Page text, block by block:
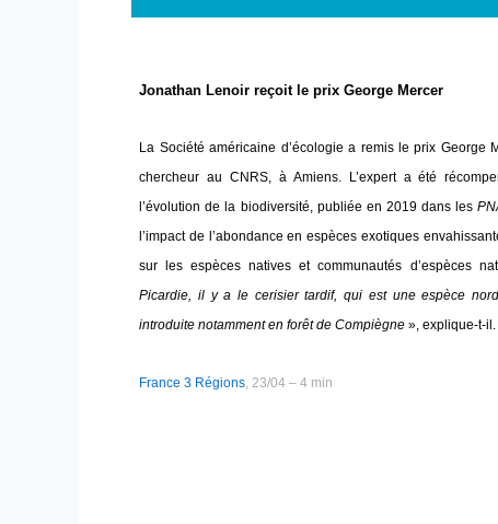
Jonathan Lenoir reçoit le prix George Mercer
La Société américaine d’écologie a remis le prix George
chercheur au CNRS, à Amiens. L’expert a été
l’évolution de la biodiversité, publiée en 2019 dans les
l’impact de l’abondance en espèces exotiques
sur les espèces natives et communautés d’espèces
Picardie, il y a le cerisier tardif, qui est une espèce
introduite notamment en forêt de Compiègne », explique-t-il.
France 3 Régions, 23/04 – 4 min